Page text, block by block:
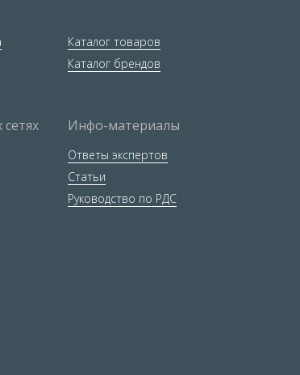
Каталог товаров
Каталог брендов
Инфо-материалы
Ответы экспертов
Статьи
Руководство по РДС